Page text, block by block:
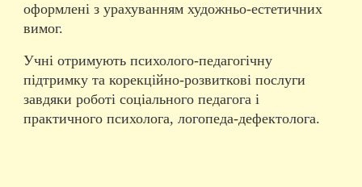
оформлені з урахуванням художньо-естетичних
вимог.
Учні отримують психолого-педагогічну
підтримку та корекційно-розвиткові послуги
завдяки роботі соціального педагога і
практичного психолога, логопеда-дефектолога.